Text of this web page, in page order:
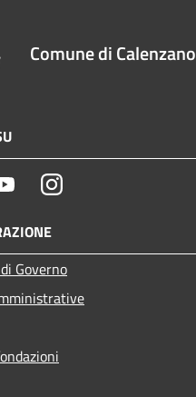
Comune di Calenzano
YoutubeInstagram
Governo